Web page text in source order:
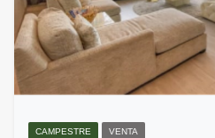
CAMPESTRE VENTA